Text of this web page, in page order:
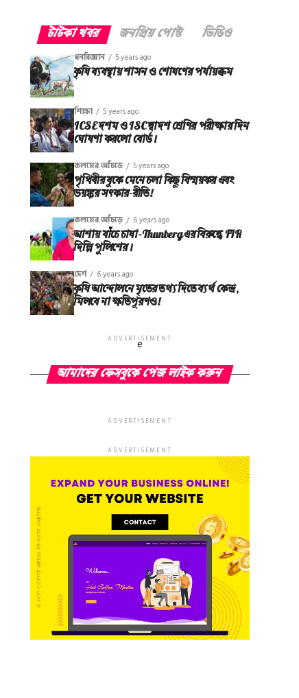
টাটকা খবর জনপ্রিয় পোস্ট ভিডিও
ধনবিজ্ঞান 5 years ago
কৃষি ব্যবস্থায় শাসন ও শোষণের পর্যায়ক্রম
শিক্ষা 5 years ago
ICSE দশম ও ISC দ্বাদশ শ্রেণির পরীক্ষার দিন
ঘোষণা করলো বোর্ড।
কলমের আঁচড়ে 5 years ago
পৃথিবীর বুকে মেনে চলা কিছু বিস্ময়কর এবং
ভয়ঙ্কর সত্‍কার-রীতি!
কলমের আঁচড়ে 6 years ago
আশায় বাঁচে চাষা-Thunberg এর বিরুদ্ধে FIR
দিল্লি পুলিশের।
দেশ 6 years ago
কৃষি আন্দোলনে মৃতের তথ‌্য দিতে ব্যর্থ কেন্দ্র,
মিলবে না ক্ষতিপূরণও!
ADVERTISEMENT
e
আমাদের ফেসবুকে পেজ লাইক করুন
ADVERTISEMENT
ADVERTISEMENT